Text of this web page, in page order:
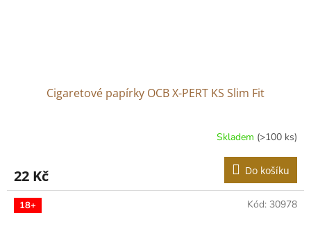
Cigaretové papírky OCB X-PERT KS Slim Fit
Skladem (>100 ks)
22 Kč Do košíku
18+ Kód: 30978